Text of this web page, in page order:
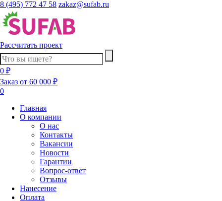
8 (495) 772 47 58 zakaz@sufab.ru
Рассчитать проект
0 ₽
Заказ от 60 000 ₽
0
Главная
О компании
О нас
Контакты
Вакансии
Новости
Гарантии
Вопрос-ответ
Отзывы
Нанесение
Оплата